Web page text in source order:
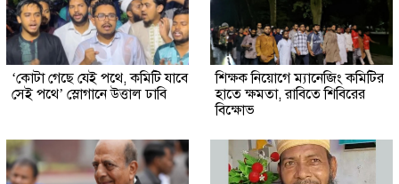
‘কোটা গেছে যেই পথে, কমিটি যাবে
সেই পথে’ স্লোগানে উত্তাল ঢাবি
শিক্ষক নিয়োগে ম্যানেজিং কমিটির
হাতে ক্ষমতা, রাবিতে শিবিরের
বিক্ষোভ